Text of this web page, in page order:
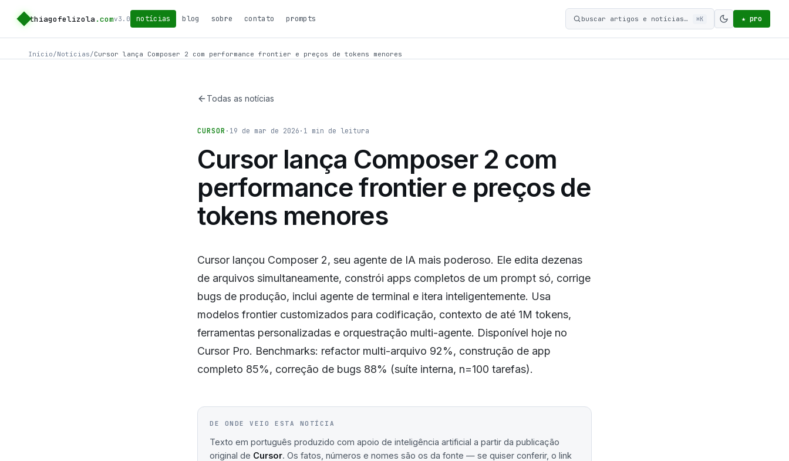
thiagofelizola .comv3.0 notícias blog sobre contato prompts buscar artigos e notícias… ⌘K
Ativar modo
★ pro
Início/Notícias/Cursor lança Composer 2 com performance frontier e preços de tokens menores
Todas as notícias
CURSOR · 19 de mar de 2026 · 1 min de leitura
Cursor lança Composer 2 com
performance frontier e preços de
tokens menores
Cursor lançou Composer 2, seu agente de IA mais poderoso. Ele edita dezenas
de arquivos simultaneamente, constrói apps completos de um prompt só, corrige
bugs de produção, inclui agente de terminal e itera inteligentemente. Usa
modelos frontier customizados para codificação, contexto de até 1M tokens,
ferramentas personalizadas e orquestração multi-agente. Disponível hoje no
Cursor Pro. Benchmarks: refactor multi-arquivo 92%, construção de app
completo 85%, correção de bugs 88% (suíte interna, n=100 tarefas).
DE ONDE VEIO ESTA NOTÍCIA
Texto em português produzido com apoio de inteligência artificial a partir da publicação
original de Cursor. Os fatos, números e nomes são os da fonte — se quiser conferir, o link